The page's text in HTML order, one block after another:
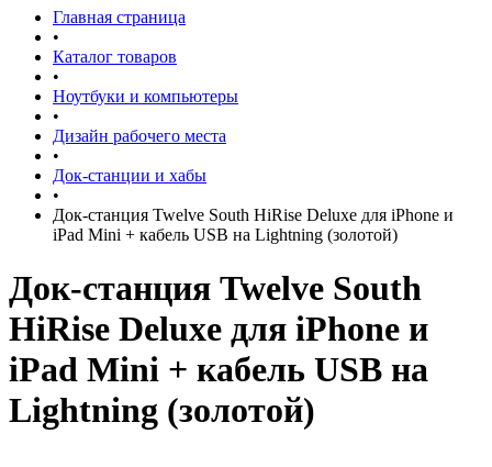
Главная страница
•
Каталог товаров
•
Ноутбуки и компьютеры
•
Дизайн рабочего места
•
Док-станции и хабы
•
Док-станция Twelve South HiRise Deluxe для iPhone и
iPad Mini + кабель USB на Lightning (золотой)
Док-станция Twelve South
HiRise Deluxe для iPhone и
iPad Mini + кабель USB на
Lightning (золотой)